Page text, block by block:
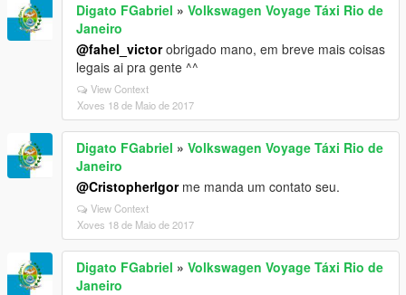
Digato FGabriel » Volkswagen Voyage Táxi Rio de
Janeiro
@fahel_victorobrigado mano, em breve mais coisas
legais ai pra gente ^^
View Context
Xoves 18 de Maio de 2017
Digato FGabriel » Volkswagen Voyage Táxi Rio de
Janeiro
@CristopherIgorme manda um contato seu.
View Context
Xoves 18 de Maio de 2017
Digato FGabriel » Volkswagen Voyage Táxi Rio de
Janeiro